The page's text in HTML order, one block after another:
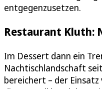
entgegenzusetzen.
Restaurant Kluth:
Im Dessert dann ein
Nachtischlandschaft
bereichert – der